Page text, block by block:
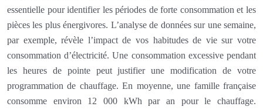
essentielle pour identifier les périodes de forte consommation et les
pièces les plus énergivores. L’analyse de données sur une semaine,
par exemple, révèle l’impact de vos habitudes de vie sur votre
consommation d’électricité. Une consommation excessive pendant
les heures de pointe peut justifier une modification de votre
programmation de chauffage. En moyenne, une famille française
consomme environ 12 000 kWh par an pour le chauffage.